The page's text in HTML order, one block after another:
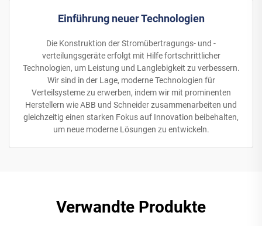
Einführung neuer Technologien
Die Konstruktion der Stromübertragungs- und -
verteilungsgeräte erfolgt mit Hilfe fortschrittlicher
Technologien, um Leistung und Langlebigkeit zu verbessern.
Wir sind in der Lage, moderne Technologien für
Verteilsysteme zu erwerben, indem wir mit prominenten
Herstellern wie ABB und Schneider zusammenarbeiten und
gleichzeitig einen starken Fokus auf Innovation beibehalten,
um neue moderne Lösungen zu entwickeln.
Verwandte Produkte